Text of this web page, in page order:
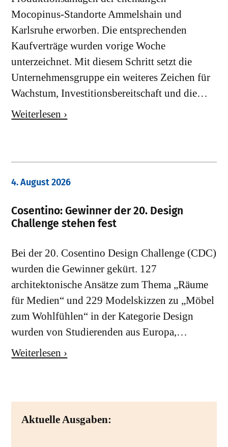
Mocopinus-Standorte Ammelshain und
Karlsruhe erworben. Die entsprechenden
Kaufverträge wurden vorige Woche
unterzeichnet. Mit diesem Schritt setzt die
Unternehmensgruppe ein weiteres Zeichen für
Wachstum, Investitionsbereitschaft und die…
Weiterlesen ›
4. August 2026
Cosentino: Gewinner der 20. Design
Challenge stehen fest
Bei der 20. Cosentino Design Challenge (CDC)
wurden die Gewinner gekürt. 127
architektonische Ansätze zum Thema „Räume
für Medien“ und 229 Modelskizzen zu „Möbel
zum Wohlfühlen“ in der Kategorie Design
wurden von Studierenden aus Europa,…
Weiterlesen ›
Aktuelle Ausgaben: